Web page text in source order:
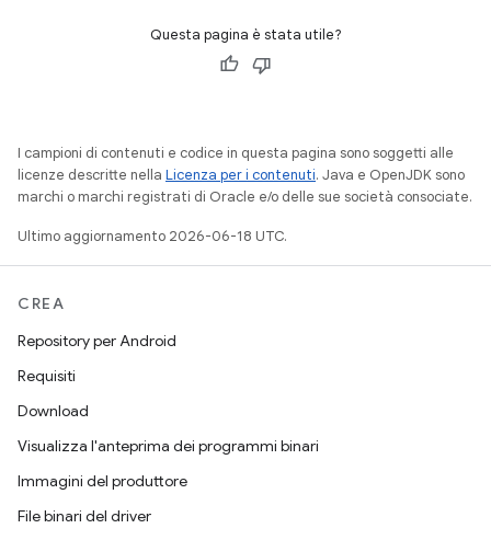
Questa pagina è stata utile?
I campioni di contenuti e codice in questa pagina sono soggetti alle
licenze descritte nella Licenza per i contenuti. Java e OpenJDK sono
marchi o marchi registrati di Oracle e/o delle sue società consociate.
Ultimo aggiornamento 2026-06-18 UTC.
CREA
Repository per Android
Requisiti
Download
Visualizza l'anteprima dei programmi binari
Immagini del produttore
File binari del driver